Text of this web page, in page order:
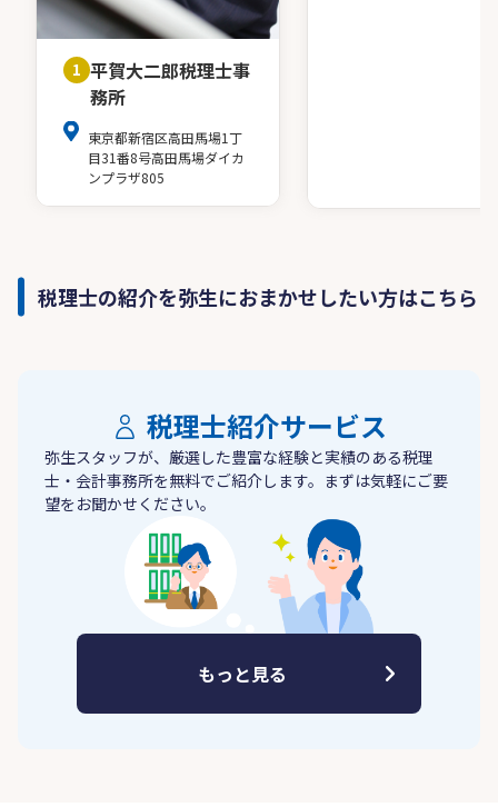
1 平賀大二郎税理士事
務所
東京都新宿区高田馬場1丁
目31番8号高田馬場ダイカ
ンプラザ805
税理士の紹介を弥生におまかせしたい方はこちら
税理士紹介サービス
弥生スタッフが、厳選した豊富な経験と実績のある税理
士・会計事務所を無料でご紹介します。まずは気軽にご要
望をお聞かせください。
もっと見る